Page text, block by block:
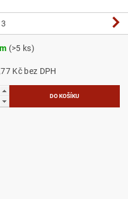
(>5 ks)
14 867,77 Kč bez DPH